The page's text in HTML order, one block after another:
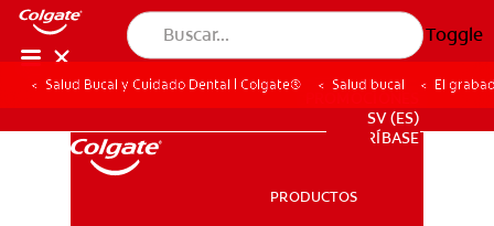
Toggle
SV (ES)
SUSCRÍBASE
PRODUCTOS
Salud Bucal y Cuidado Dental | Colgate® Salud bucal El